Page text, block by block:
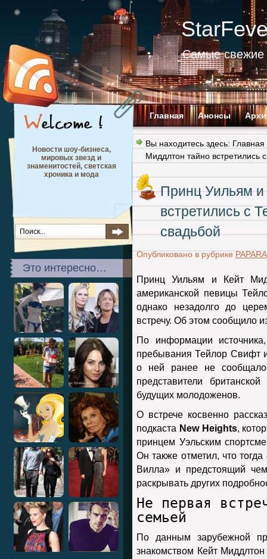
Самые свежие
Главная Анонсы
Новости шоу-бизнеса,
мировых звезд и
знаменитостей, светская
хроника и мода
Это интересно…
Вы находитесь здесь: Главная
Миддлтон тайно встретились
Принц Уильям и
встретились с
свадьбой
Опубликовано в рубрике
Принц Уильям и Кейт
американской певицы
однако незадолго до
встречу. Об этом сообщило
По информации
пребывания Тейлор Свифт
о ней ранее не
представители
будущих молодоженов.
О встрече косвенно
подкаста New Heights,
принцем Уэльским
Он также отметил, что
Вилла» и предстоящий
раскрывать других
Не первая
семьей
По данным зарубежной
знакомством Кейт